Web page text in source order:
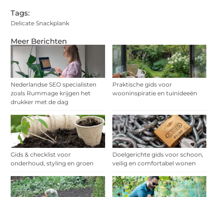
Meer Berichten
Nederlandse SEO specialisten
zoals Rummage krijgen het
drukker met de dag
Praktische gids voor
wooninspiratie en tuinideeën
Gids & checklist voor
onderhoud, styling en groen
Doelgerichte gids voor schoon,
veilig en comfortabel wonen
Tags:
Delicate Snackplank